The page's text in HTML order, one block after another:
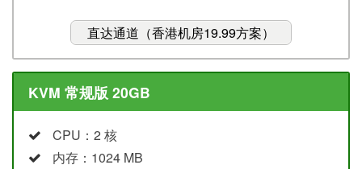
直达通道（香港机房19.99方案）
KVM 常规版 20GB
CPU：2 核
内存：1024 MB